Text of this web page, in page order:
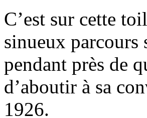
C’est sur cette
sinueux
pendant près de
d’aboutir à sa
1926.